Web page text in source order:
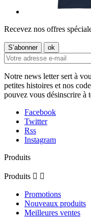
Recevez nos offres
Notre news letter sert à
petites histoires et nos
pouvez vous désinscrire à
Facebook
Twitter
Rss
Instagram
Produits
Produits  
Promotions
Nouveaux produits
Meilleures ventes